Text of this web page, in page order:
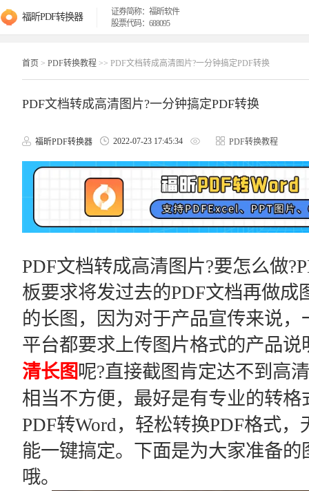
福昕PDF转换器
证券简称：福昕软件
股票代码：688095
首页 > PDF转换教程 >> PDF文档转成高清图片?一分钟搞定PDF转换
PDF文档转成高清图片?一分钟搞定PDF转换
福昕PDF转换器 2022-07-23 17:45:34 PDF转换教程
PDF文档转成高清图片?要怎么做
板要求将发过去的PDF文档再做
的长图，因为对于产品宣传来说
平台都要求上传图片格式的产品说
清长图 呢?直接截图肯定达不到高
相当不方便，最好是有专业的转
PDF转Word，轻松转换PDF格式
能一键搞定。下面是为大家准备
哦。